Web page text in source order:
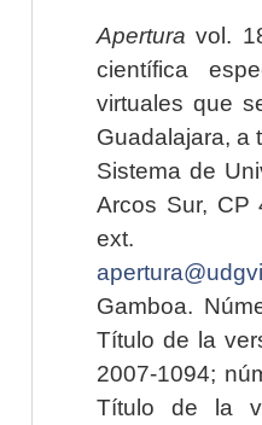
Apertura vol.
científica
virtuales que
Guadalajara, a
Sistema de
Arcos Sur, CP
ext.
Gamboa.
Título de la
2007-1094;
Título de la